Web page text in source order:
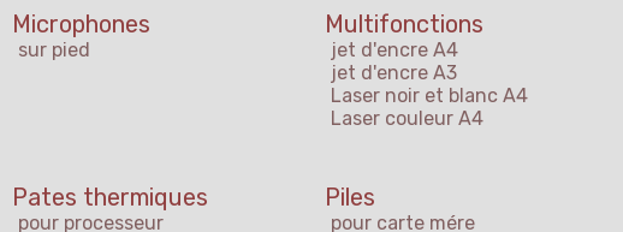
Microphones
sur pied
Multifonctions
jet d'encre A4
jet d'encre A3
Laser noir et blanc A4
Laser couleur A4
Pates thermiques
pour processeur
Piles
pour carte mére